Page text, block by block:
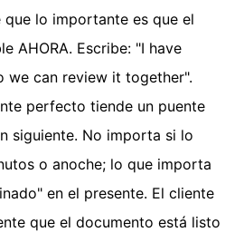
que lo importante es que el
AHORA. Escribe: "I have
we can review it together".
perfecto tiende un puente
siguiente. No importa si lo
o anoche; lo que importa
en el presente. El cliente
que el documento está listo